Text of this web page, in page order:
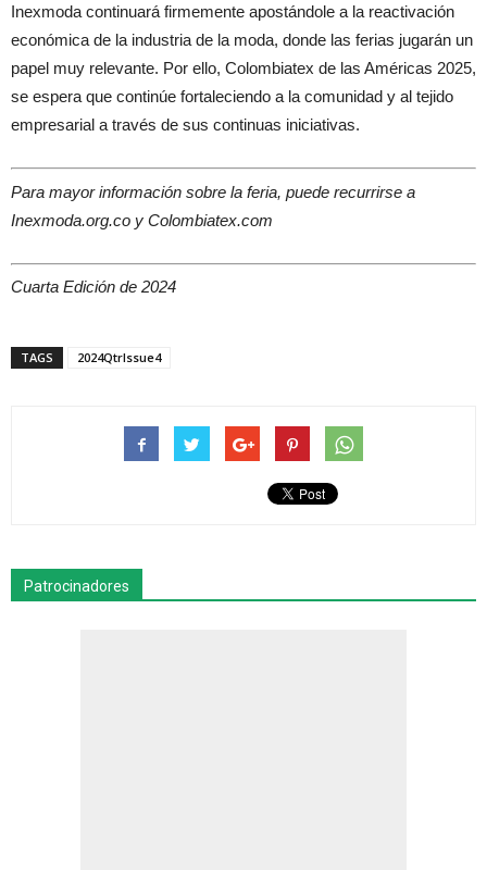
Inexmoda continuará firmemente apostándole a la reactivación
económica de la industria de la moda, donde las ferias jugarán un
papel muy relevante. Por ello, Colombiatex de las Américas 2025,
se espera que continúe fortaleciendo a la comunidad y al tejido
empresarial a través de sus continuas iniciativas.
Para mayor información sobre la feria, puede recurrirse a
Inexmoda.org.co y Colombiatex.com
Cuarta Edición de 2024
TAGS 2024QtrIssue4
Patrocinadores